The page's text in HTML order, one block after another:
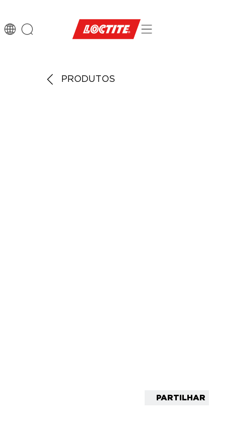
PRODUTOS
PARTILHAR